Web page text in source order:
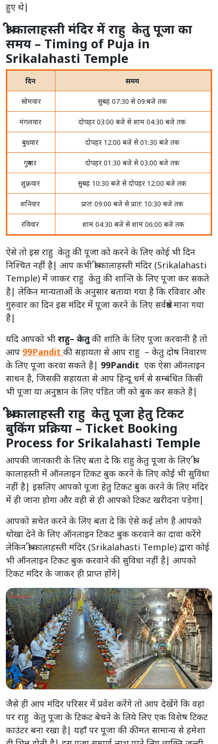
हुए थे|
श्री कालाहस्ती मंदिर में राहु केतु पूजा का
समय – Timing of Puja in
Srikalahasti Temple
दिन समय
सोमवार सुबह 07:30 से 09:बजे तक
मंगलवार दोपहर 03:00 बजे से शाम 04:30 बजे तक
बुधवार दोपहर 12:00 बजे से 01:30 बजे तक
गुरुवार दोपहर 01:30 बजे से 03:00 बजे तक
शुक्रवार सुबह 10:30 बजे से दोपहर 12:00 बजे तक
शनिवार प्रातः 09:00 बजे से प्रातः 10:30 बजे तक
रविवार शाम 04:30 बजे से शाम 06:00 बजे तक
ऐसे तो इस राहु केतु की पूजा को करने के लिए कोई भी दिन
निश्चित नहीं है| आप कभी श्री कालाहस्ती मंदिर (Srikalahasti
Temple) में जाकर राहु केतु की शान्ति के लिए पूजा कर सकते
है| लेकिन मान्यताओं के अनुसार बताया गया है कि रविवार और
गुरुवार का दिन इस मंदिर में पूजा करने के लिए सर्वश्रेष्ठ माना गया
है|
यदि आपको भी राहु – केतु की शांति के लिए पूजा करवानी है तो
आप 99Pandit की सहायता से आप राहु – केतु दोष निवारण
के लिए पूजा करवा सकते है| 99Pandit एक ऐसा ऑनलाइन
साधन है, जिसकी सहायता से आप हिन्दू धर्म से सम्बंधित किसी
भी पूजा या अनुष्ठान के लिए पंडित जी को बुक कर सकते है|
श्री कालाहस्ती राहु केतु पूजा हेतु टिकट
बुकिंग प्रक्रिया – Ticket Booking
Process for Srikalahasti Temple
आपकी जानकारी के लिए बता दे कि राहु केतु पूजा के लिए श्री
कालाहस्ती में ऑनलाइन टिकट बुक करने के लिए कोई भी सुविधा
नहीं है| इसलिए आपको पूजा हेतु टिकट बुक करने के लिए मंदिर
में ही जाना होगा और वही से ही आपको टिकट खरीदना पड़ेगा|
आपको सचेत करने के लिए बता दे कि ऐसे कई लोग है आपको
धोखा देने के लिए ऑनलाइन टिकट बुक करवाने का दावा करेंगे
लेकिन श्री कालाहस्ती मंदिर (Srikalahasti Temple) द्वारा कोई
भी ऑनलाइन टिकट बुक करवाने की सुविधा नहीं है| आपको
टिकट मंदिर के जाकर ही प्राप्त होंगे|
जैसे ही आप मंदिर परिसर में प्रवेश करेंगे तो आप देखेंगे कि वहां
पर राहु केतु पूजा के टिकट बेचने के लिये लिए एक विशेष टिकट
काउंटर बना रखा है| यहाँ पर पूजा की कीमत सामान्य से हमेशा